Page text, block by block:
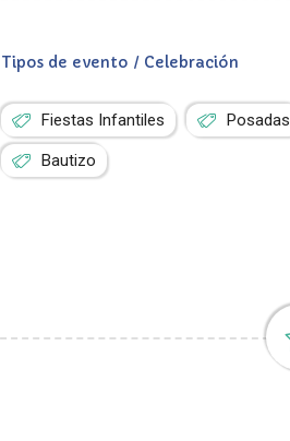
Tipos de evento / Celebración
Fiestas Infantiles Posadas
Bautizo